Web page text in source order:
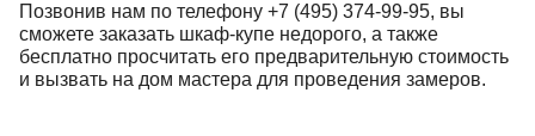
Позвонив нам по телефону +7 (495) 374-99-95, вы
сможете заказать шкаф-купе недорого, а также
бесплатно просчитать его предварительную стоимость
и вызвать на дом мастера для проведения замеров.